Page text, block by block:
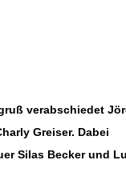
verabschiedet
Greiser. Dabei
Silas Becker und